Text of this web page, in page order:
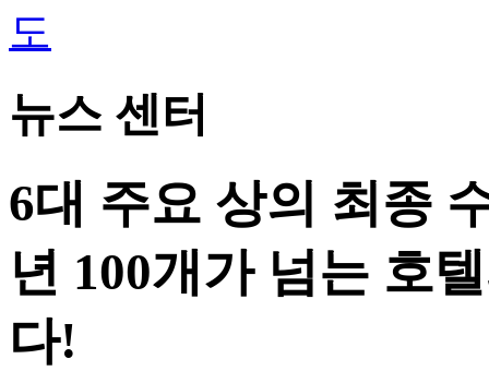
뉴스 센터
6대 주요 상의 최종
년 100개가 넘는 호
다!